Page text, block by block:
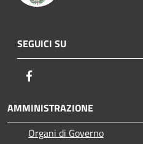
SEGUICI SU
AMMINISTRAZIONE
Organi di Governo